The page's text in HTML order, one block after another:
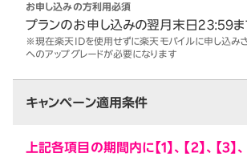
お申し込みの方利用必須
プランのお申し込みの翌月末日23:59ま
※現在楽天IDを使用せずに楽天モバイルに申し込み
へのアップグレードが必要になります
キャンペーン適用条件
上記各項目の期間内に【1】、【2】、【3】